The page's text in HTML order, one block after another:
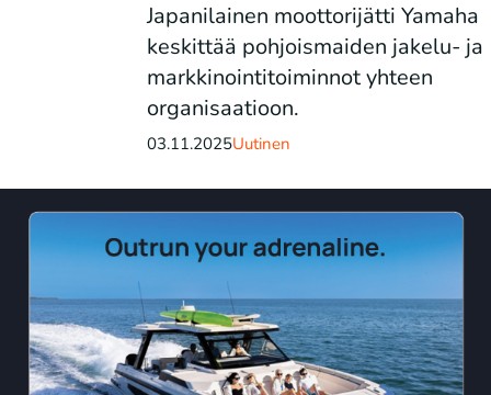
Japanilainen moottorijätti Yamaha
keskittää pohjoismaiden jakelu- ja
markkinointitoiminnot yhteen
organisaatioon.
03.11.2025Uutinen